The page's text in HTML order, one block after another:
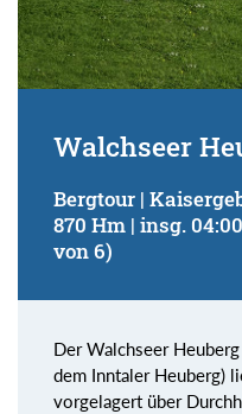
Walchseer
Bergtour |
870 Hm | insg.
von 6)
Der Walchseer
dem Inntaler Heuberg)
vorgelagert über